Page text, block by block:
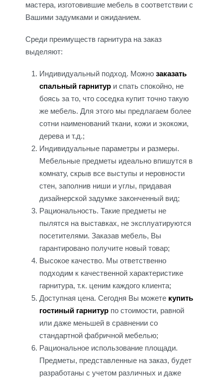
мастера, изготовившие мебель в соответствии с
Вашими задумками и ожиданием.
Среди преимуществ гарнитура на заказ
выделяют:
Индивидуальный подход. Можнозаказать
спальный гарнитур и спать спокойно, не
боясь за то, что соседка купит точно такую
же мебель. Для этого мы предлагаем более
сотни наименований ткани, кожи и экокожи,
дерева и т.д.;
Индивидуальные параметры и размеры.
Мебельные предметы идеально впишутся в
комнату, скрыв все выступы и неровности
стен, заполнив ниши и углы, придавая
дизайнерской задумке законченный вид;
Рациональность. Такие предметы не
пылятся на выставках, не эксплуатируются
посетителями. Заказав мебель, Вы
гарантировано получите новый товар;
Высокое качество. Мы ответственно
подходим к качественной характеристике
гарнитура, т.к. ценим каждого клиента;
Доступная цена. Сегодня Вы можете купить
гостиный гарнитур по стоимости, равной
или даже меньшей в сравнении со
стандартной фабричной мебелью;
Рациональное использование площади.
Предметы, представленные на заказ, будет
разработаны с учетом различных и даже